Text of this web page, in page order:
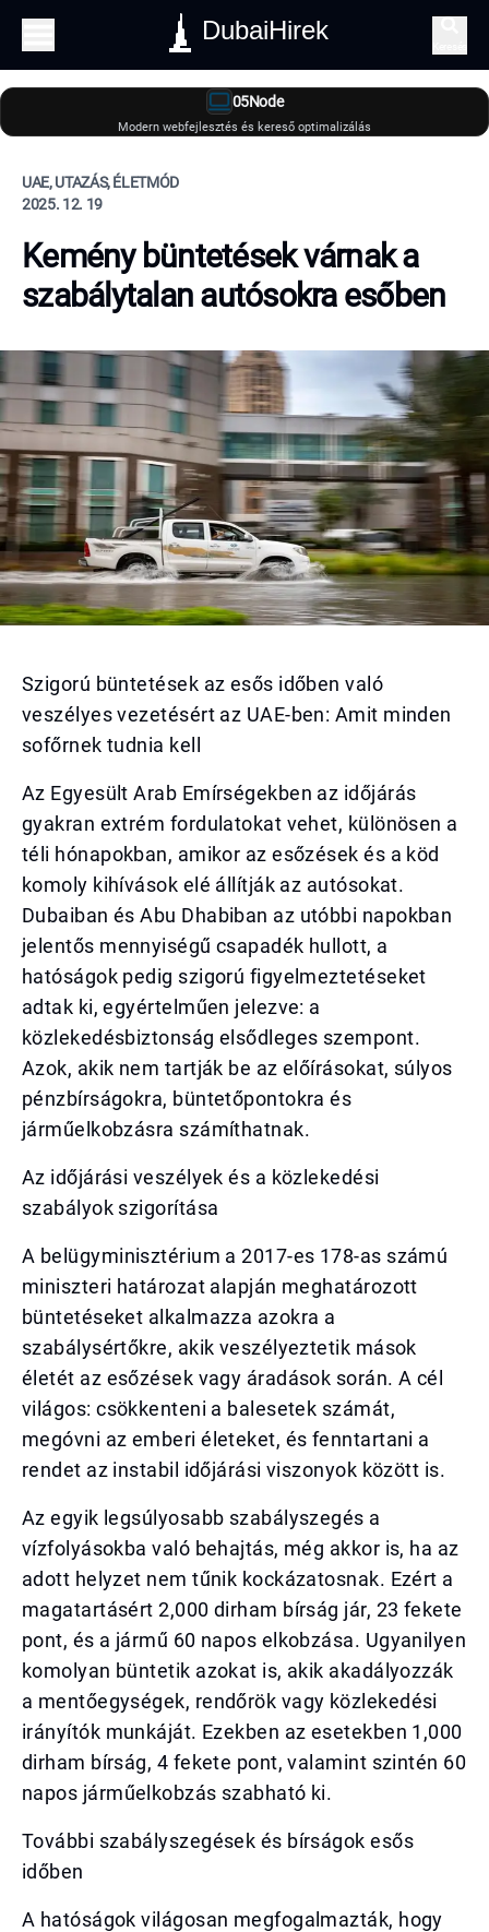
DubaiHirek
05Node
Modern webfejlesztés és kereső optimalizálás
UAE, UTAZÁS, ÉLETMÓD
2025. 12. 19
Kemény büntetések várnak a
szabálytalan autósokra esőben
Szigorú büntetések az esős időben való
veszélyes vezetésért az UAE-ben: Amit minden
sofőrnek tudnia kell
Az Egyesült Arab Emírségekben az időjárás
gyakran extrém fordulatokat vehet, különösen a
téli hónapokban, amikor az esőzések és a köd
komoly kihívások elé állítják az autósokat.
Dubaiban és Abu Dhabiban az utóbbi napokban
jelentős mennyiségű csapadék hullott, a
hatóságok pedig szigorú figyelmeztetéseket
adtak ki, egyértelműen jelezve: a
közlekedésbiztonság elsődleges szempont.
Azok, akik nem tartják be az előírásokat, súlyos
pénzbírságokra, büntetőpontokra és
járműelkobzásra számíthatnak.
Az időjárási veszélyek és a közlekedési
szabályok szigorítása
A belügyminisztérium a 2017-es 178-as számú
miniszteri határozat alapján meghatározott
büntetéseket alkalmazza azokra a
szabálysértőkre, akik veszélyeztetik mások
életét az esőzések vagy áradások során. A cél
világos: csökkenteni a balesetek számát,
megóvni az emberi életeket, és fenntartani a
rendet az instabil időjárási viszonyok között is.
Az egyik legsúlyosabb szabályszegés a
vízfolyásokba való behajtás, még akkor is, ha az
adott helyzet nem tűnik kockázatosnak. Ezért a
magatartásért 2,000 dirham bírság jár, 23 fekete
pont, és a jármű 60 napos elkobzása. Ugyanilyen
komolyan büntetik azokat is, akik akadályozzák
a mentőegységek, rendőrök vagy közlekedési
irányítók munkáját. Ezekben az esetekben 1,000
dirham bírság, 4 fekete pont, valamint szintén 60
napos járműelkobzás szabható ki.
További szabályszegések és bírságok esős
időben
A hatóságok világosan megfogalmazták, hogy